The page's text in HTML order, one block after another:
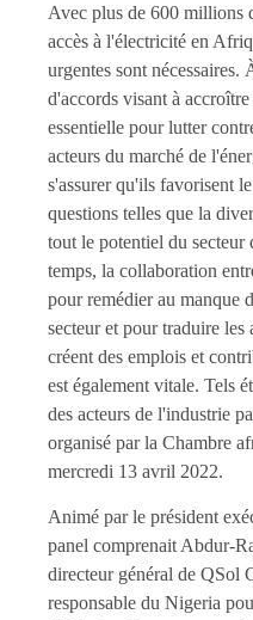
Avec plus de 600 millions
accès à l'électricité en
urgentes sont nécessaires.
d'accords visant à
essentielle pour lutter
acteurs du marché de
s'assurer qu'ils favorisent
questions telles que la
tout le potentiel du secteur
temps, la collaboration
pour remédier au manque
secteur et pour traduire les
créent des emplois et
est également vitale. Tels
des acteurs de l'industrie
organisé par la Chambre
mercredi 13 avril 2022.
Animé par le président
panel comprenait Abdur-
directeur général de QSol
responsable du Nigeria